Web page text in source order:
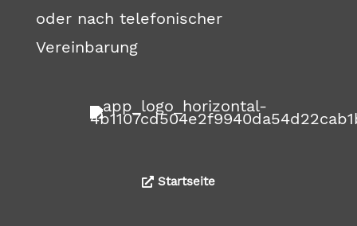
oder nach telefonischer
Vereinbarung
Startseite